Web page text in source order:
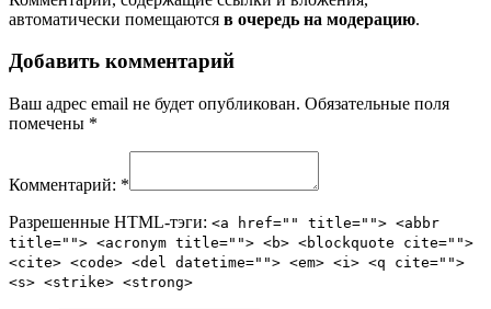
автоматически помещаются в очередь на модерацию.
Добавить комментарий
Ваш адрес email не будет опубликован. Обязательные поля
помечены *
Комментарий: *
Разрешенные HTML-тэги: <a href="" title=""> <abbr
title=""> <acronym title=""> <b> <blockquote cite="">
<cite> <code> <del datetime=""> <em> <i> <q cite="">
<s> <strike> <strong>